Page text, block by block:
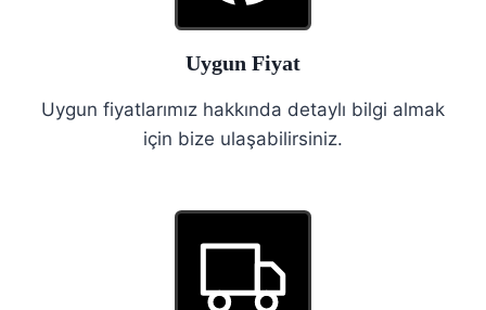
Uygun Fiyat
Uygun fiyatlarımız hakkında detaylı bilgi almak
için bize ulaşabilirsiniz.